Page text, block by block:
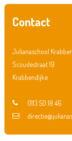
Contact
Julianaschool
Scoudestraat 19
Krabbendijke
0113 50 18 46